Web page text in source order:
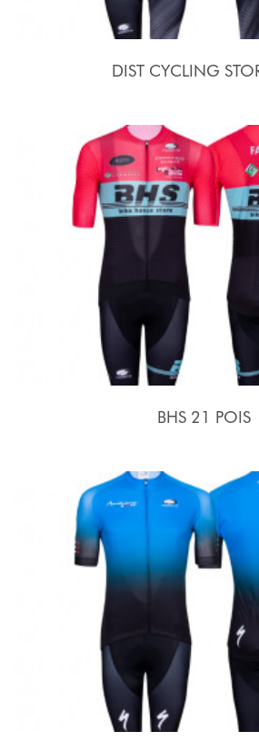
DIST CYCLING
BHS 21 POIS